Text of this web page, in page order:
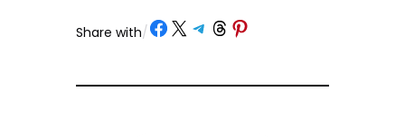
Share with/ Share on Facebook
Share on X Share on Telegram
Share on Threads
Share on Pinterest